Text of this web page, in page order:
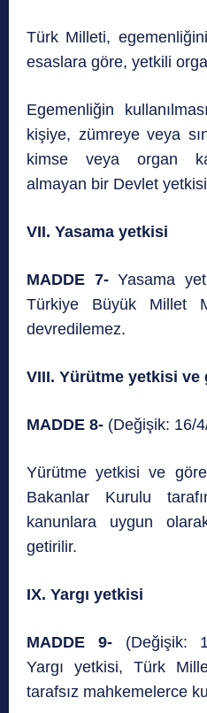
Türk Milleti,
esaslara göre, yetkili
Egemenliğin
kişiye, zümreye veya
kimse veya organ
almayan bir Devlet
VII. Yasama yetkisi
MADDE 7-Yasama
Türkiye Büyük Millet
devredilemez.
VIII. Yürütme yetkisi ve
MADDE 8- (Değişik: 16/
Yürütme yetkisi ve
Bakanlar Kurulu
kanunlara uygun
getirilir.
IX. Yargı yetkisi
MADDE 9- (Değişik:
Yargı yetkisi, Türk
tarafsız mahkemelerce